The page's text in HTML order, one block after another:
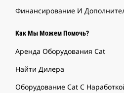
Финансирование И
Как Мы Можем Помочь?
Аренда Оборудования Cat
Найти Дилера
Оборудование Cat С